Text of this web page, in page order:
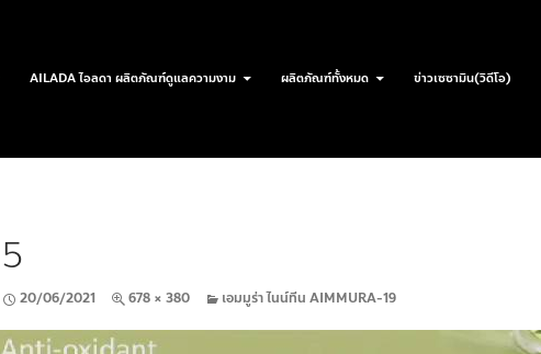
AILADA ไอลดา ผลิตภัณฑ์ดูแลความงาม ผลิตภัณฑ์ทั้งหมด ข่าวเซซามิน(วิดีโอ)
5
20/06/2021 678 × 380 เอมมูร่า ไนน์ทีน AIMMURA-19